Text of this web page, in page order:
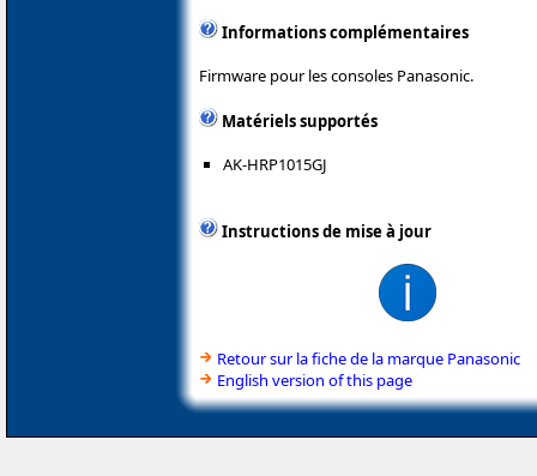
Informations complémentaires
Firmware pour les consoles Panasonic.
Matériels supportés
AK-HRP1015GJ
Instructions de mise à jour
Retour sur la fiche de la marque Panasonic
English version of this page